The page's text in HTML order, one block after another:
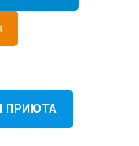
ПРИЮТА